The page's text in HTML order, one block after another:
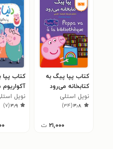
کتاب پپا پیگ به
کتابخانه می‌رود
نویل استلی
۳٫۸(۳۴)
۲۱,۰۰۰ ت
کتاب پپا
نویل
۳٫۹(۷)